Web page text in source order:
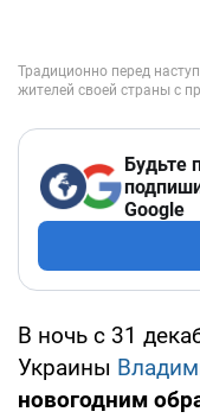
Будьте
Google
В ночь с 31
Украины
новогодним